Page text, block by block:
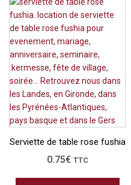
Serviette de table rose fushia
0.75€ TTC